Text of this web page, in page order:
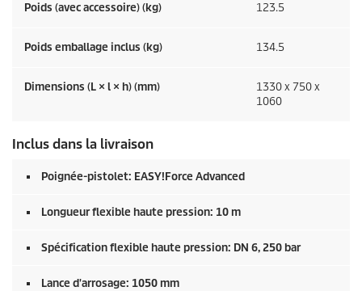
Poids (avec accessoire) (kg) 123.5
Poids emballage inclus (kg) 134.5
Dimensions (L × l × h) (mm)
1330 x 750 x
1060
Inclus dans la livraison
Poignée-pistolet: EASY!Force Advanced
Longueur flexible haute pression: 10 m
Spécification flexible haute pression: DN 6, 250 bar
Lance d'arrosage: 1050 mm